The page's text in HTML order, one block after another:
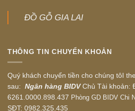
ĐỒ GỖ GIA LAI
THÔNG TIN CHUYỂN KHOẢN
Quý khách chuyển tiền cho chúng tôI
sau: Ngân hàng BIDVChủ Tài khoản:
6261.0000.898.437 Phòng GD BIDV Chi
SĐT: 0982.325.435